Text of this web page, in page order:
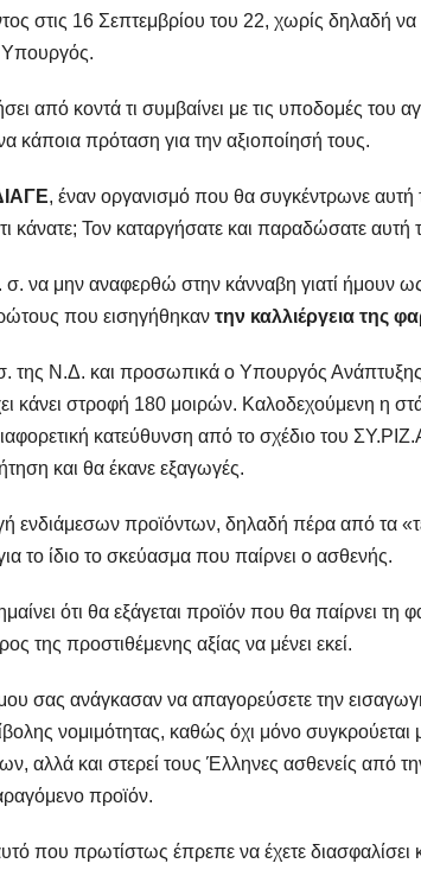
στις 16 Σεπτεμβρίου του 22, χωρίς δηλαδή
Υπουργός.
από κοντά τι συμβαίνει με τις υποδομές του
κάποια πρόταση για την αξιοποίησή τους.
, έναν οργανισμό που θα συγκέντρωνε αυτή
κάνατε; Τον καταργήσατε και παραδώσατε αυτή
να μην αναφερθώ στην κάνναβη γιατί ήμουν
που εισηγήθηκαν την καλλιέργεια της
της Ν.Δ. και προσωπικά ο Υπουργός Ανάπτυξης
κάνει στροφή 180 μοιρών. Καλοδεχούμενη η
κατεύθυνση από το σχέδιο του
και θα έκανε εξαγωγές.
ενδιάμεσων προϊόντων, δηλαδή πέρα από τα
το ίδιο το σκεύασμα που παίρνει ο ασθενής.
ότι θα εξάγεται προϊόν που θα παίρνει τη
της προστιθέμενης αξίας να μένει εκεί.
σας ανάγκασαν να απαγορεύσετε την
νομιμότητας, καθώς όχι μόνο συγκρούεται
αλλά και στερεί τους Έλληνες ασθενείς από
προϊόν.
που πρωτίστως έπρεπε να έχετε διασφαλίσει